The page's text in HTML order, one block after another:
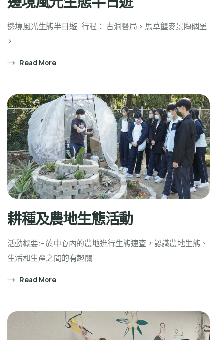
邊境風光生態半日遊 行程： 古洞醫局 > 馬草壟麥景陶碉堡
>
Read More
耕種及農地生態活動
活動概要:- 於中心內的農地進行生態速查，認識農地生態、
生活和生產之間的有趣關
Read More